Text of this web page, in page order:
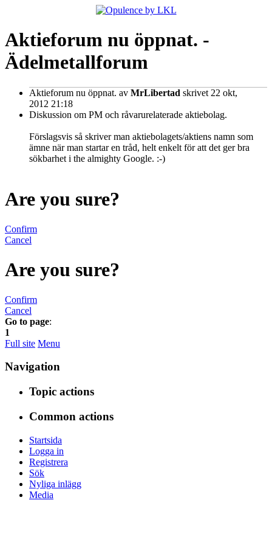
Aktieforum nu öppnat. -
Ädelmetallforum
Aktieforum nu öppnat. av MrLibertad skrivet 22 okt,
2012 21:18
Diskussion om PM och råvarurelaterade aktiebolag.
Förslagsvis så skriver man aktiebolagets/aktiens namn som
ämne när man startar en tråd, helt enkelt för att det ger bra
sökbarhet i the almighty Google. :-)
Are you sure?
Confirm
Cancel
Are you sure?
Confirm
Cancel
Go to page:
1
Full site Menu
Navigation
Topic actions
Common actions
Startsida
Logga in
Registrera
Sök
Nyliga inlägg
Media